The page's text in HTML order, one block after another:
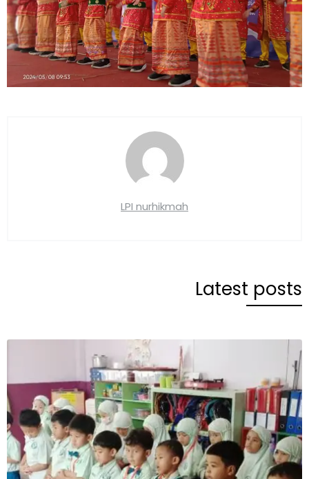
LPI nurhikmah
Latest posts